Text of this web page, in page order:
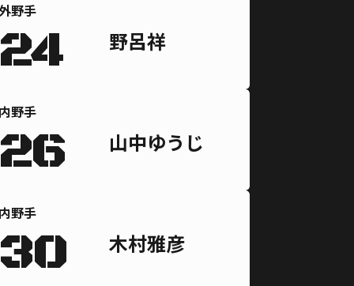
野手
野呂祥
野手
山中ゆうじ
野手
木村雅彦